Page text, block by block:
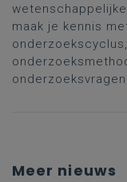
maak je kennis
onderzoeksvragen.
Meer nieuws